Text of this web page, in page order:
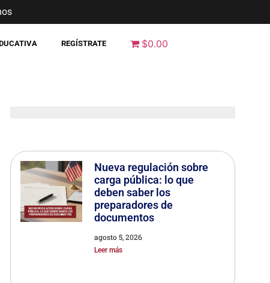
REGÍSTRATE $0.00
Nueva regulación sobre
carga pública: lo que
deben saber los
preparadores de
documentos
agosto 5, 2026
Leer más